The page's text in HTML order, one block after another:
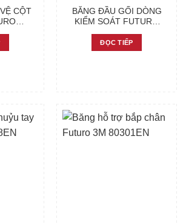
CỘT
BĂNG ĐẦU GỐI DÒNG
KIỂM SOÁT FUTURO
ĐỌC TIẾP